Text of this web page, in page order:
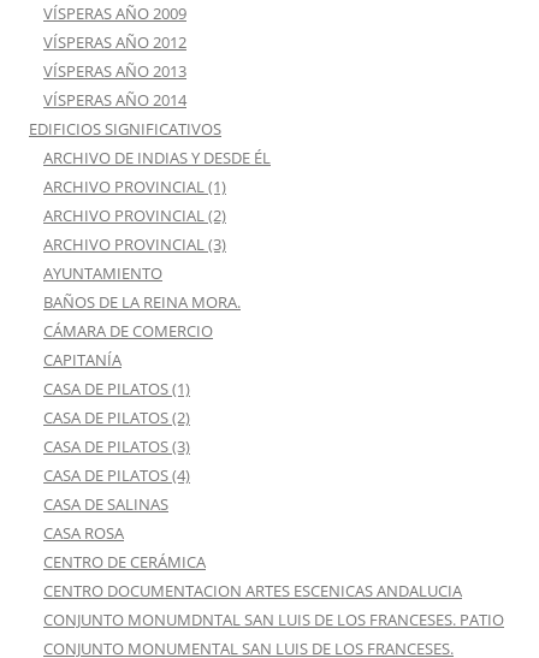
VÍSPERAS AÑO 2009
VÍSPERAS AÑO 2012
VÍSPERAS AÑO 2013
VÍSPERAS AÑO 2014
EDIFICIOS SIGNIFICATIVOS
ARCHIVO DE INDIAS Y DESDE ÉL
ARCHIVO PROVINCIAL (1)
ARCHIVO PROVINCIAL (2)
ARCHIVO PROVINCIAL (3)
AYUNTAMIENTO
BAÑOS DE LA REINA MORA.
CÁMARA DE COMERCIO
CAPITANÍA
CASA DE PILATOS (1)
CASA DE PILATOS (2)
CASA DE PILATOS (3)
CASA DE PILATOS (4)
CASA DE SALINAS
CASA ROSA
CENTRO DE CERÁMICA
CENTRO DOCUMENTACION ARTES ESCENICAS ANDALUCIA
CONJUNTO MONUMDNTAL SAN LUIS DE LOS FRANCESES. PATIO
CONJUNTO MONUMENTAL SAN LUIS DE LOS FRANCESES.